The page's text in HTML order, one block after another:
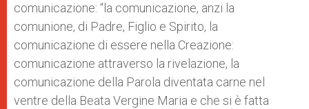
comunicazione: “la comunicazione, anzi la
comunione, di Padre, Figlio e Spirito, la
comunicazione di essere nella Creazione:
comunicazione attraverso la rivelazione, la
comunicazione della Parola diventata carne nel
ventre della Beata Vergine Maria e che si è fatta